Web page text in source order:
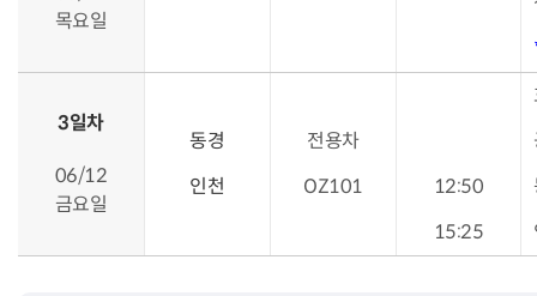
목요일
3일차
06/12
금요일
동경
전용차
인천
OZ101 12:50
15:25